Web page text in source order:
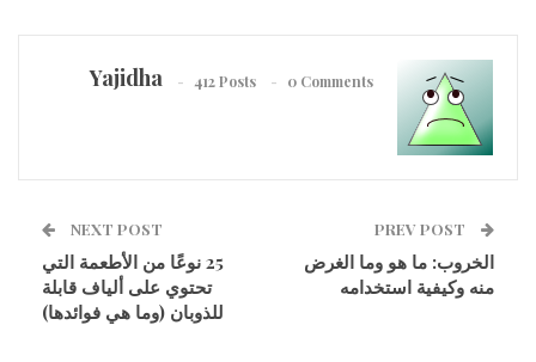
Yajidha 412 Posts 0 Comments
الخروب: ما هو وما الغرض
منه وكيفية استخدامه
NEXT POST
25 نوعًا من الأطعمة التي
تحتوي على ألياف قابلة
للذوبان (وما هي فوائدها)